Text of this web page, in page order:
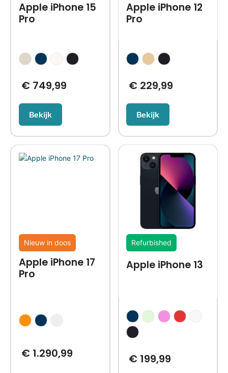
Apple iPhone 15
Pro
€749,99
Bekijk
Apple iPhone 12
Pro
€ 229,99
Bekijk
Nieuw in doos
Apple iPhone 17
Pro
€1.290,99
Refurbished
Apple iPhone 13
€ 199,99